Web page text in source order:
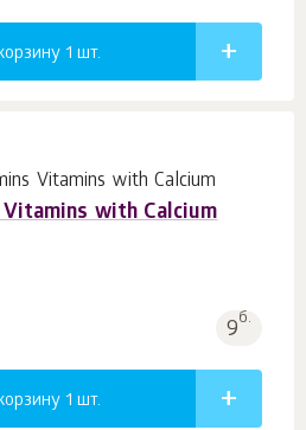
1 шт.
with Calcium
9б.
1 шт.